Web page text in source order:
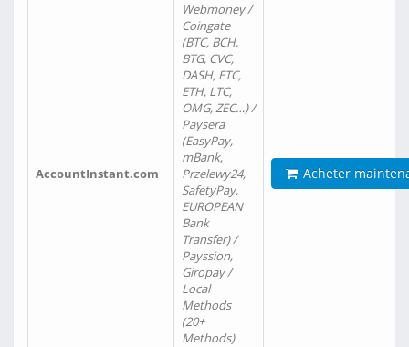
AccountInstant.com
Webmoney /
Coingate
(BTC, BCH,
BTG, CVC,
DASH, ETC,
ETH, LTC,
OMG, ZEC…) /
Paysera
(EasyPay,
mBank,
Przelewy24,
SafetyPay,
EUROPEAN
Bank
Transfer) /
Payssion,
Giropay /
Local
Methods
(20+
Methods)
Acheter